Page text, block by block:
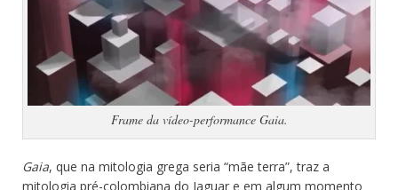
Frame da vídeo-performance Gaia.
Gaia, que na mitologia grega seria “mãe terra”, traz a
mitologia pré-colombiana do Jaguar e em algum momento